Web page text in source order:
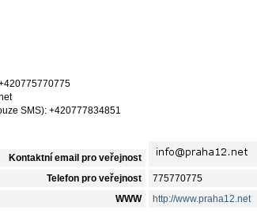
SMS): +420777834851
Kontaktní email pro veřejnost
Telefon pro veřejnost 775770775
WWW http://www.praha12.net